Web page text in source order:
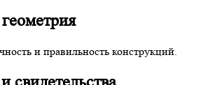
и правильность конструкций.